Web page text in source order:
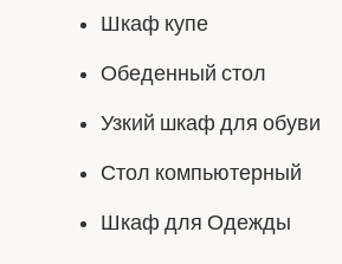
Шкаф купе
Обеденный стол
Узкий шкаф для обуви
Стол компьютерный
Шкаф для Одежды